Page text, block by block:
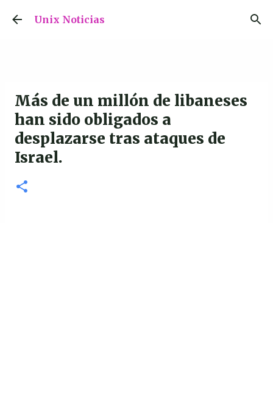
Ir al contenido principal
Unix Noticias
Más de un millón de libaneses
han sido obligados a
desplazarse tras ataques de
Israel.